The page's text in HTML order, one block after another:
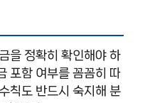
을 정확히 확인해야 하
포함 여부를 꼼꼼히 따
칙도 반드시 숙지해 분